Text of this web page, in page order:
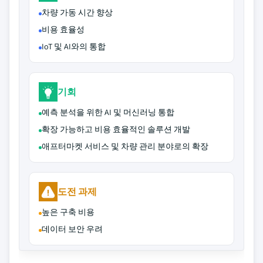
차량 가동 시간 향상
비용 효율성
IoT 및 AI와의 통합
기회
예측 분석을 위한 AI 및 머신러닝 통합
확장 가능하고 비용 효율적인 솔루션 개발
애프터마켓 서비스 및 차량 관리 분야로의 확장
도전 과제
높은 구축 비용
데이터 보안 우려